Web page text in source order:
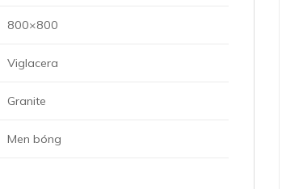
800×800
Viglacera
Granite
Men bóng